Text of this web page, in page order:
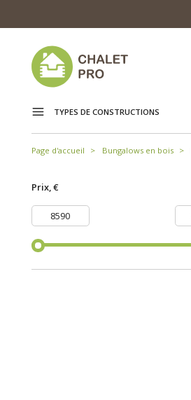
TYPES DE CONSTRUCTIONS
Page d'accueil Bungalows en bois
Prix, €